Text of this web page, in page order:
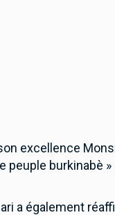
excellence
peuple burkinabè
a également